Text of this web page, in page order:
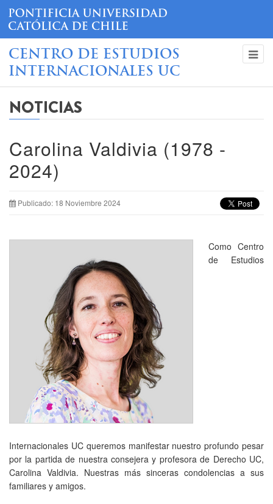
CENTRO DE ESTUDIOS
INTERNACIONALES UC
NOTICIAS
Carolina Valdivia (1978 -
2024)
Publicado: 18 Noviembre 2024
Como Centro
de Estudios
Internacionales UC queremos manifestar nuestro profundo pesar
por la partida de nuestra consejera y profesora de Derecho UC,
Carolina Valdivia. Nuestras más sinceras condolencias a sus
familiares y amigos.